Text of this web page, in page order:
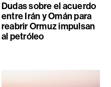
Dudas sobre el acuerdo
entre Irán y Omán para
reabrir Ormuz impulsan
al petróleo